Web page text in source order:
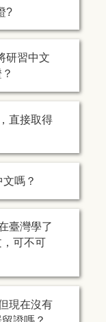
?
研習中文
直接取得
嗎？
臺灣學了
可不可
現在沒有